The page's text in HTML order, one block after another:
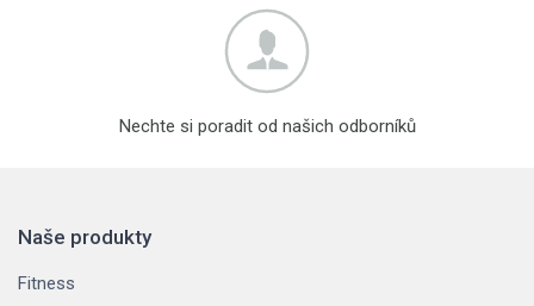
Nechte si poradit od našich odborníků
Naše produkty
Fitness